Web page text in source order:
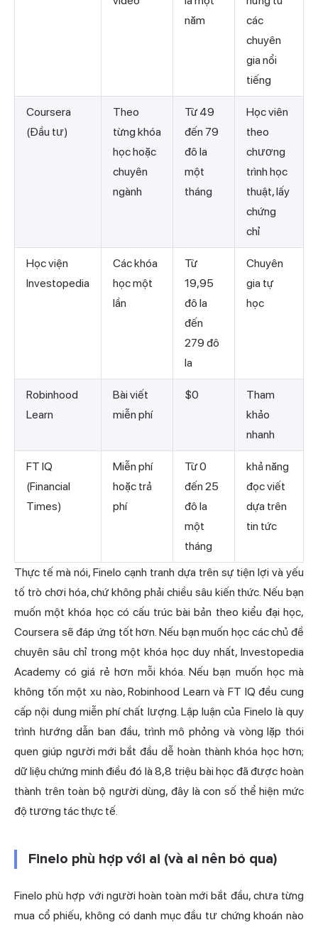
năm
các
chuyên
gia nổi
tiếng
Coursera
(Đầu tư)
Theo
từng khóa
học hoặc
chuyên
ngành
Từ 49
đến 79
đô la
một
tháng
Học viên
theo
chương
trình học
thuật, lấy
chứng
chỉ
Học viện
Investopedia
Các khóa
học một
lần
Từ
19,95
đô la
đến
279 đô
la
Chuyên
gia tự
học
Robinhood
Learn
Bài viết
miễn phí
$0
Tham
khảo
nhanh
FT IQ
(Financial
Times)
Miễn phí
hoặc trả
phí
Từ 0
đến 25
đô la
một
tháng
khả năng
đọc viết
dựa trên
tin tức
Thực tế mà nói, Finelo cạnh tranh dựa trên sự tiện lợi và yếu
tố trò chơi hóa, chứ không phải chiều sâu kiến thức. Nếu bạn
muốn một khóa học có cấu trúc bài bản theo kiểu đại học,
Coursera sẽ đáp ứng tốt hơn. Nếu bạn muốn học các chủ đề
chuyên sâu chỉ trong một khóa học duy nhất, Investopedia
Academy có giá rẻ hơn mỗi khóa. Nếu bạn muốn học mà
không tốn một xu nào,Robinhood Learn và FT IQ đều cung
cấp nội dung miễn phí chất lượng. Lập luận của Finelo là quy
trình hướng dẫn ban đầu, trình mô phỏng và vòng lặp thói
quen giúp người mới bắt đầu dễ hoàn thành khóa học hơn;
dữ liệu chứng minh điều đó là 8,8 triệu bài học đã được hoàn
thành trên toàn bộ người dùng, đây là con số thể hiện mức
độ tương tác thực tế.
Finelo phù hợp với ai (và ai nên bỏ qua)
Finelo phù hợp với người hoàn toàn mới bắt đầu, chưa từng
mua cổ phiếu, không có danh mục đầu tư chứng khoán nào